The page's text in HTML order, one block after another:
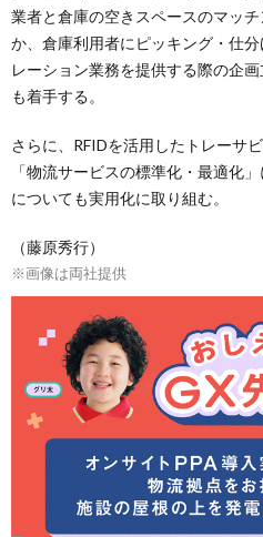
業者と倉庫の空きスペースのマッ
か、倉庫利用者にピッキング・仕
レーション業務を提供する際の企
も着手する。
さらに、RFIDを活用したトレーサ
「物流サービスの標準化・最適化
についても実用化に取り組む。
（藤原秀行）
※画像は両社提供